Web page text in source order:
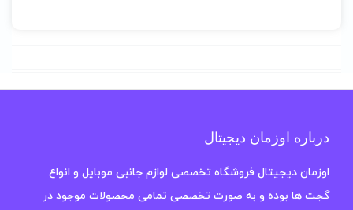
درباره اوزمان دیجیتال
اوزمان دیجیتال فروشگاه تخصصی لوازم جانبی موبایل و انواع
گجت ها بوده و به صورت تخصصی تمامی محصولات موجود در